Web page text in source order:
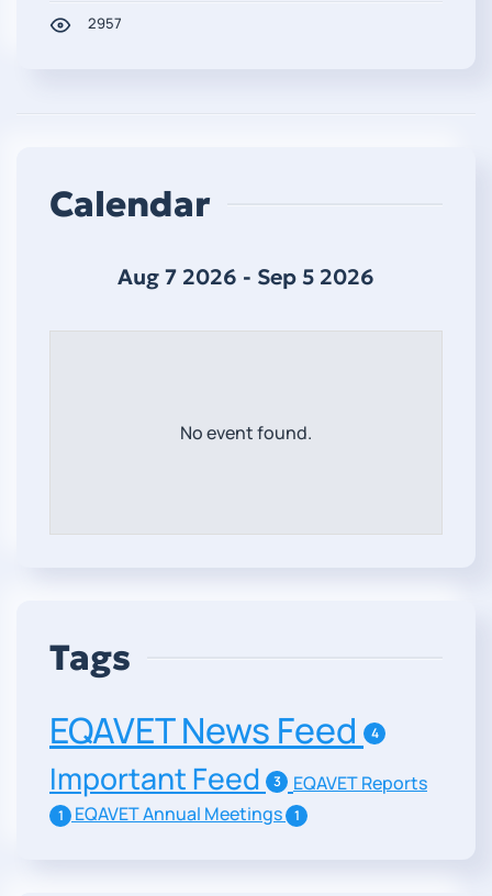
2957
Calendar
Aug 7 2026 - Sep 5 2026
No event found.
Tags
EQAVET News Feed 4
Important Feed 3 EQAVET Reports
1 EQAVET Annual Meetings 1